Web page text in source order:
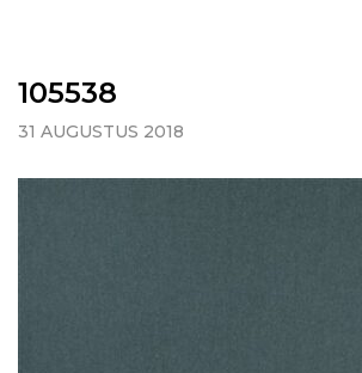
105538
31 AUGUSTUS 2018